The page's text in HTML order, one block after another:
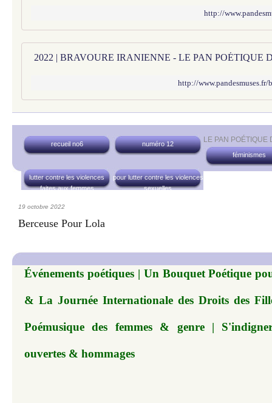
http://
2022 | BRAVOURE IRANIENNE - LE PAN POÉTIQUE
http://
LE PAN POÉTIQUE
recueil no6
numéro 12
féminismes
lutter contre les violences
faites aux femmes
pour lutter contre les violences
sexuelles
19 octobre 2022
Berceuse Pour Lola
Événements poétiques | Un Bouquet Poétique
& La Journée Internationale des Droits des
Poémusique des femmes & genre |
ouvertes & hommages